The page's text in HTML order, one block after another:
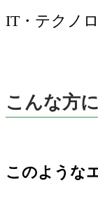
こんな方
このような